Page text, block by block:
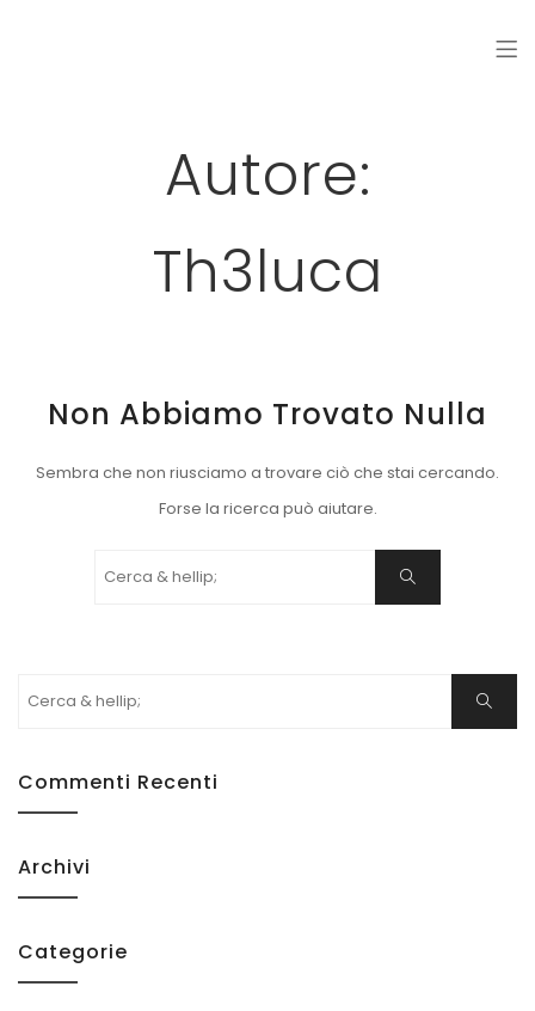
Autore:
Th3luca
Non Abbiamo Trovato Nulla
Sembra che non riusciamo a trovare ciò che stai cercando.
Forse la ricerca può aiutare.
Ricerca
Cercare: Ricerca
Commenti Recenti
Archivi
Categorie